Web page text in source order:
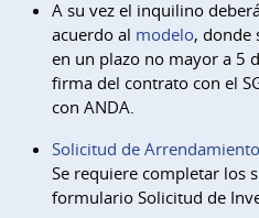
A su vez el inquilino
acuerdo al modelo, donde
en un plazo no mayor a 5
firma del contrato con el
con ANDA.
Solicitud de
Se requiere completar los
formulario Solicitud de